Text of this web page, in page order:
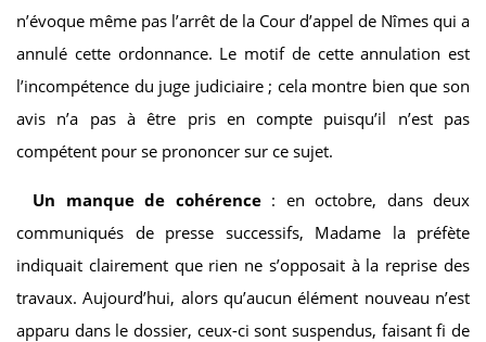
n’évoque même pas l’arrêt de la Cour d’appel de Nîmes qui a
annulé cette ordonnance. Le motif de cette annulation est
l’incompétence du juge judiciaire ; cela montre bien que son
avis n’a pas à être pris en compte puisqu’il n’est pas
compétent pour se prononcer sur ce sujet.
Un manque de cohérence: en octobre, dans deux
communiqués de presse successifs, Madame la préfète
indiquait clairement que rien ne s’opposait à la reprise des
travaux. Aujourd’hui, alors qu’aucun élément nouveau n’est
apparu dans le dossier, ceux-ci sont suspendus, faisant fi de